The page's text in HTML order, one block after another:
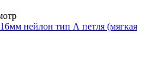
нейлон тип А петля (мягкая